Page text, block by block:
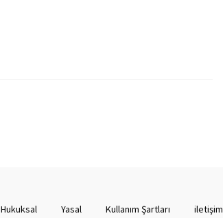
Hukuksal Yasal Kullanım Şartları iletişim